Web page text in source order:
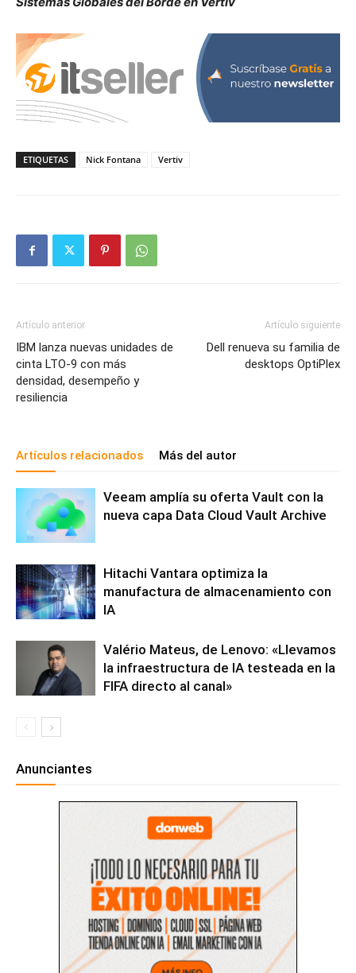
ETIQUETAS Nick Fontana Vertiv
Artículo anterior
IBM lanza nuevas unidades de
cinta LTO-9 con más
densidad, desempeño y
resiliencia
Artículo siguiente
Dell renueva su familia de
desktops OptiPlex
Artículos relacionados Más del autor
Veeam amplía su oferta Vault con la
nueva capa Data Cloud Vault Archive
Hitachi Vantara optimiza la
manufactura de almacenamiento con
IA
Valério Mateus, de Lenovo: «Llevamos
la infraestructura de IA testeada en la
FIFA directo al canal»
Anunciantes